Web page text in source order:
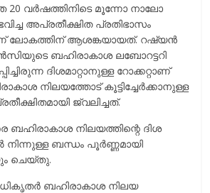
20 വര്‍ഷത്തിനിടെ മൂന്നോ നാലോ
അപ്രതീക്ഷിത പ്രതിഭാസം
ലോകത്തിന് ആശങ്കയായത്. റഷ്യന്‍
ബഹിരാകാശ ലബോറട്ടറി
ദിശമാറ്റാനുള്ള റോക്കറ്റാണ്
നിലയത്തോട് കൂട്ടിച്ചേര്‍ക്കാനുള്ള
ജ്വലിച്ചത്.
ബഹിരാകാശ നിലയത്തിന്റെ ദിശ
നിന്നുള്ള ബന്ധം പൂര്‍ണ്ണമായി
ചെയ്തു.
ബഹിരാകാശ നിലയ